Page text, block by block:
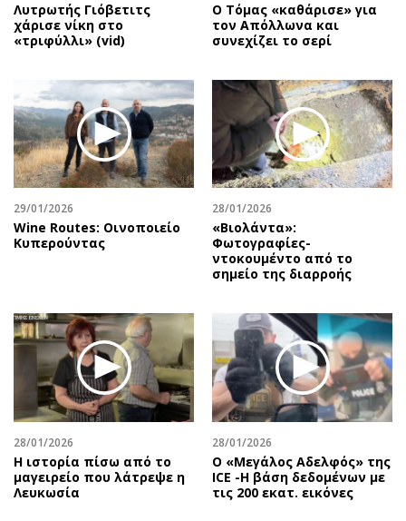
Λυτρωτής Γιόβετιτς
χάρισε νίκη στο
«τριφύλλι» (vid)
Ο Τόμας «καθάρισε» για
τον Απόλλωνα και
συνεχίζει το σερί
29/01/2026
Wine Routes: Οινοποιείο
Κυπερούντας
28/01/2026
«Βιολάντα»:
Φωτογραφίες-
ντοκουμέντο από το
σημείο της διαρροής
28/01/2026
Η ιστορία πίσω από το
μαγειρείο που λάτρεψε η
Λευκωσία
28/01/2026
Ο «Μεγάλος Αδελφός» της
ICE -Η βάση δεδομένων με
τις 200 εκατ. εικόνες